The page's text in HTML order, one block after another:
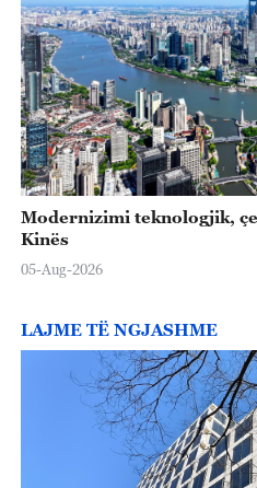
Modernizimi teknologjik,
Kinës
05-Aug-2026
LAJME TË NGJASHME